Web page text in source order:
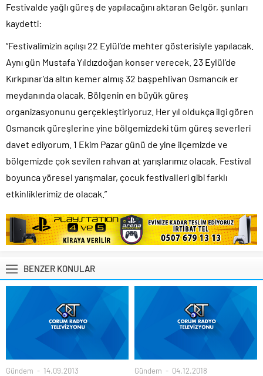
Festivalde yağlı güreş de yapılacağını aktaran Gelgör, şunları
kaydetti:
“Festivalimizin açılışı 22 Eylül’de mehter gösterisiyle yapılacak.
Aynı gün Mustafa Yıldızdoğan konser verecek. 23 Eylül’de
Kırkpınar’da altın kemer almış 32 başpehlivan Osmancık er
meydanında olacak. Bölgenin en büyük güreş
organizasyonunu gerçekleştiriyoruz. Her yıl oldukça ilgi gören
Osmancık güreşlerine yine bölgemizdeki tüm güreş severleri
davet ediyorum. 1 Ekim Pazar günü de yine ilçemizde ve
bölgemizde çok sevilen rahvan at yarışlarımız olacak. Festival
boyunca yöresel yarışmalar, çocuk festivalleri gibi farklı
etkinliklerimiz de olacak.”
BENZER KONULAR
Gündem 14.09.2013 Gündem 04.12.2018